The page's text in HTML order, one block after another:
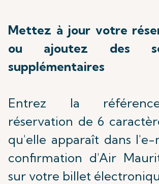
Mettez à jour votre
ou ajoutez des
supplémentaires
Entrez la
réservation de 6
qu'elle apparaît dans l'e-
confirmation d'Air
sur votre billet